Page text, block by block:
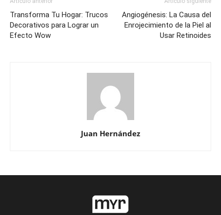
Transforma Tu Hogar: Trucos
Decorativos para Lograr un
Efecto Wow
Angiogénesis: La Causa del
Enrojecimiento de la Piel al
Usar Retinoides
Juan Hernández